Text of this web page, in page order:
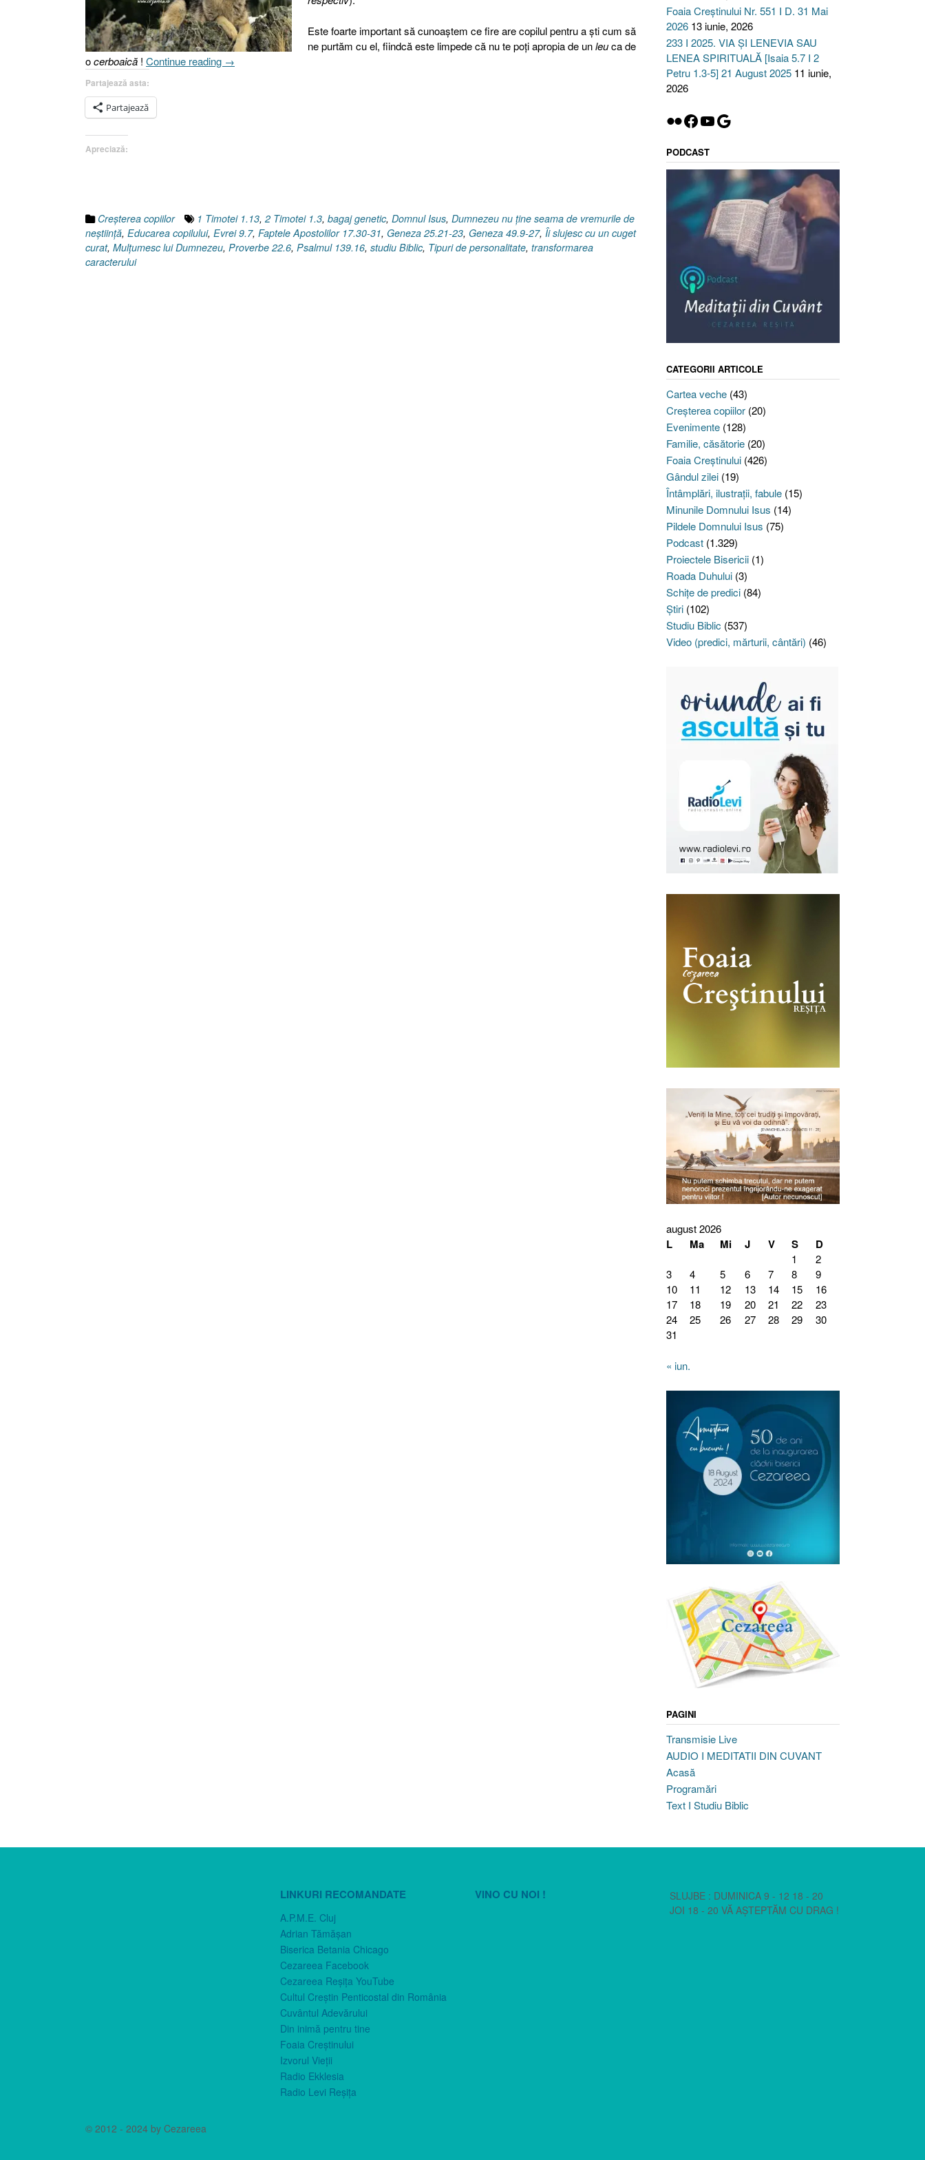
Este foarte important să cunoaştem ce fire are copilul pentru a şti cum să
ne purtăm cu el, fiindcă este limpede că nu te poţi apropia de unleuca de
ocerboaică ! Continue reading „Educarea
→
Partajează asta:
Partajează
Apreciază:
Creşterea copiilor 1 Timotei 1.13, 2 Timotei 1.3, bagaj genetic, Domnul Isus, Dumnezeu nu ţine seama de vremurile de
neştiinţă, Educarea copilului, Evrei 9.7, Faptele Apostolilor 17.30-31, Geneza 25.21-23, Geneza 49.9-27, Îi slujesc cu un cuget
curat, Mulţumesc lui Dumnezeu, Proverbe 22.6, Psalmul 139.16, studiu Biblic, Tipuri de personalitate, transformarea
caracterului
Foaia Creștinului Nr. 551 I D. 31 Mai
2026 13 iunie, 2026
233 I 2025. VIA ȘI LENEVIA SAU
LENEA SPIRITUALĂ [Isaia 5.7 I 2
Petru 1.3-5] 21 August 2025 11 iunie,
2026
Flickr
Facebook
YouTube
Google
PODCAST
CATEGORII ARTICOLE
Cartea veche(43)
Creşterea copiilor(20)
Evenimente(128)
Familie, căsătorie(20)
Foaia Creştinului(426)
Gândul zilei(19)
Întâmplări, ilustraţii, fabule(15)
Minunile Domnului Isus (14)
Pildele Domnului Isus (75)
Podcast(1.329)
Proiectele Bisericii(1)
Roada Duhului(3)
Schiţe de predici(84)
Ştiri(102)
Studiu Biblic (537)
Video (predici, mărturii, cântări) (46)
august 2026
L Ma Mi J V S D
1
2
3
4 5 6 7 8
9
10
11 12 13 14 15
16
17
18 19 20 21 22
23
24
25 26 27 28 29
30
31
« iun.
PAGINI
Transmisie Live
AUDIO I MEDITATII DIN CUVANT
Acasă
Programări
Text I Studiu Biblic
LINKURI RECOMANDATE
A.P.M.E. Cluj
Adrian Tămăşan
Biserica Betania Chicago
Cezareea Facebook
Cezareea Reşiţa YouTube
Cultul Creştin Penticostal din România
Cuvântul Adevărului
Din inimă pentru tine
Foaia Creştinului
Izvorul Vieţii
Radio Ekklesia
Radio Levi Reşiţa
VINO CU NOI !
SLUJBE : DUMINICA 9 - 12 18 - 20
JOI 18 - 20 VĂ AȘTEPTĂM CU DRAG !
© 2012 - 2024 by Cezareea